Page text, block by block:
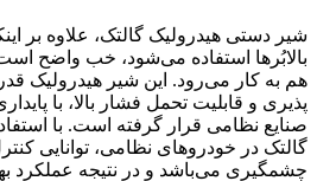
شیر دستی هیدرولیک گالتک، علاوه بر
بالابُرها استفاده می‌شود، خب واضح
هم به کار می‌رود. این شیر هیدرولیک
پذیری و قابلیت تحمل فشار بالا، با
صنایع نظامی قرار گرفته است. با
گالتک در خودروهای نظامی، توانایی
چشمگیری می‌باشد و در نتیجه عملکرد